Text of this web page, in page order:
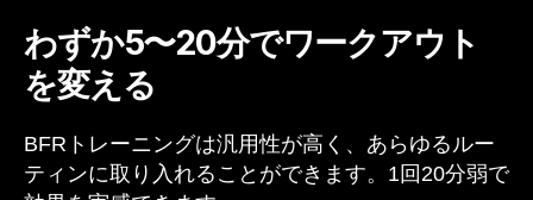
わずか5〜20分でワークアウト
を変える
BFRトレーニングは汎用性が高く、あらゆるルー
ティンに取り入れることができます。1回20分弱で